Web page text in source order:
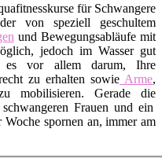
für Schwangere
von speziell geschultem
und Bewegungsabläufe mit
jedoch im Wasser gut
es vor allem darum, Ihre
zu erhalten sowie Arme,
mobilisieren. Gerade die
Frauen und ein
spornen an, immer am